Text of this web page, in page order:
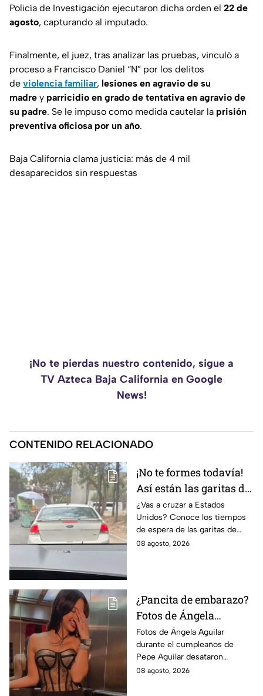
Policía de Investigación ejecutaron dicha orden el 22 de
agosto, capturando al imputado.
Finalmente, el juez, tras analizar las pruebas, vinculó a
proceso a Francisco Daniel “N” por los delitos
de violencia familiar, lesiones en agravio de su
madre y parricidio en grado de tentativa en agravio de
su padre. Se le impuso como medida cautelar la prisión
preventiva oficiosa por un año.
Baja California clama justicia: más de 4 mil
desaparecidos sin respuestas
¡No te pierdas nuestro contenido, sigue a
TV Azteca Baja California en Google
News!
CONTENIDO RELACIONADO
¡No te formes todavía!
Así están las garitas de
Tijuana hoy sábado 8
de agosto
¿Vas a cruzar a Estados
Unidos? Conoce los tiempos
de espera de las garitas de
Tijuana este sábado 8 de
08 agosto, 2026
¿Pancita de embarazo?
Fotos de Ángela
Aguilar desatan
rumores en redes
sociales
Fotos de Ángela Aguilar
durante el cumpleaños de
Pepe Aguilar desataron
rumores sobre un posible
08 agosto, 2026